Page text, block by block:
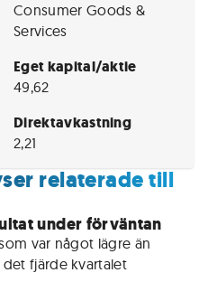
Consumer Goods &
Services
Eget kapital/aktie
49,62
Direktavkastning
2,21
relaterade till
under förväntan
var något lägre än